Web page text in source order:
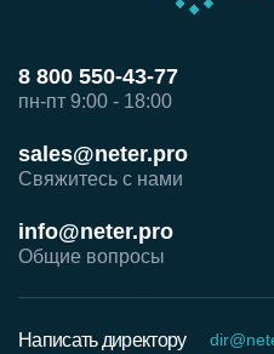
8 800 550-43-77
пн-пт 9:00 - 18:00
sales@neter.pro
Свяжитесь с нами
info@neter.pro
Общие вопросы
Написать директору